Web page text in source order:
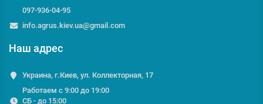
097-936-04-95
info.agrus.kiev.ua@gmail.com
Наш адрес
Украина, г.Киев, ул. Коллекторная, 17
Работаем с 9:00 до 19:00
СБ - до 15:00